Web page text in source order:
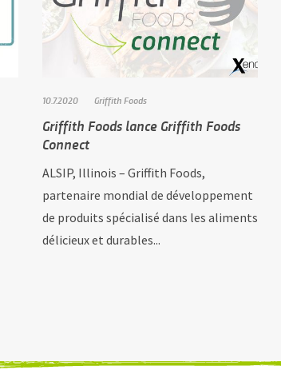
10.7.2020 Griffith Foods
Griffith Foods lance Griffith Foods
Connect
ALSIP, Illinois – Griffith Foods,
partenaire mondial de développement
de produits spécialisé dans les aliments
délicieux et durables...